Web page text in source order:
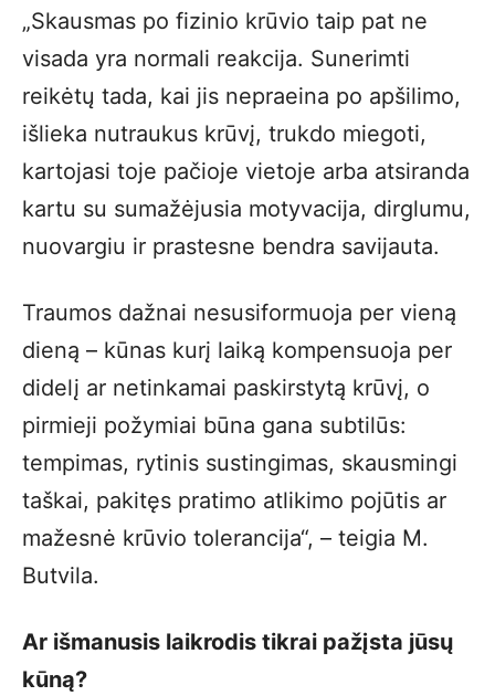
„Skausmas po fizinio krūvio taip pat ne
visada yra normali reakcija. Sunerimti
reikėtų tada, kai jis nepraeina po apšilimo,
išlieka nutraukus krūvį, trukdo miegoti,
kartojasi toje pačioje vietoje arba atsiranda
kartu su sumažėjusia motyvacija, dirglumu,
nuovargiu ir prastesne bendra savijauta.
Traumos dažnai nesusiformuoja per vieną
dieną – kūnas kurį laiką kompensuoja per
didelį ar netinkamai paskirstytą krūvį, o
pirmieji požymiai būna gana subtilūs:
tempimas, rytinis sustingimas, skausmingi
taškai, pakitęs pratimo atlikimo pojūtis ar
mažesnė krūvio tolerancija“, – teigia M.
Butvila.
Ar išmanusis laikrodis tikrai pažįsta jūsų
kūną?